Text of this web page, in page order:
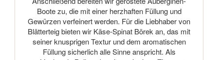
Boote zu, die mit einer herzhaften Füllung und
Gewürzen verfeinert werden. Für die Liebhaber von
Blätterteig bieten wir Käse-Spinat Börek an, das mit
seiner knusprigen Textur und dem aromatischen
Füllung sicherlich alle Sinne anspricht. Als